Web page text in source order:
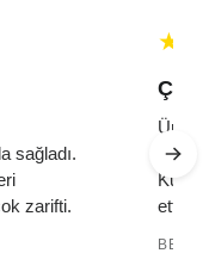
sağladı.
zarifti.
Çok
Ürün
etti.